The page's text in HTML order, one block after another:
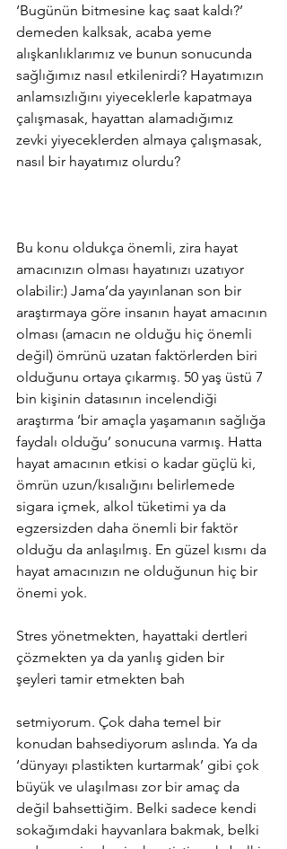
‘Bugünün bitmesine kaç saat kaldı?’
demeden kalksak, acaba yeme
alışkanlıklarımız ve bunun sonucunda
sağlığımız nasıl etkilenirdi? Hayatımızın
anlamsızlığını yiyeceklerle kapatmaya
çalışmasak, hayattan alamadığımız
zevki yiyeceklerden almaya çalışmasak,
nasıl bir hayatımız olurdu?
Bu konu oldukça önemli, zira hayat
amacınızın olması hayatınızı uzatıyor
olabilir:) Jama’da yayınlanan son bir
araştırmaya göre insanın hayat amacının
olması (amacın ne olduğu hiç önemli
değil) ömrünü uzatan faktörlerden biri
olduğunu ortaya çıkarmış. 50 yaş üstü 7
bin kişinin datasının incelendiği
araştırma ‘bir amaçla yaşamanın sağlığa
faydalı olduğu’ sonucuna varmış. Hatta
hayat amacının etkisi o kadar güçlü ki,
ömrün uzun/kısalığını belirlemede
sigara içmek, alkol tüketimi ya da
egzersizden daha önemli bir faktör
olduğu da anlaşılmış. En güzel kısmı da
hayat amacınızın ne olduğunun hiç bir
önemi yok.
Stres yönetmekten, hayattaki dertleri
çözmekten ya da yanlış giden bir
şeyleri tamir etmekten bah
setmiyorum. Çok daha temel bir
konudan bahsediyorum aslında. Ya da
‘dünyayı plastikten kurtarmak’ gibi çok
büyük ve ulaşılması zor bir amaç da
değil bahsettiğim. Belki sadece kendi
sokağımdaki hayvanlara bakmak, belki